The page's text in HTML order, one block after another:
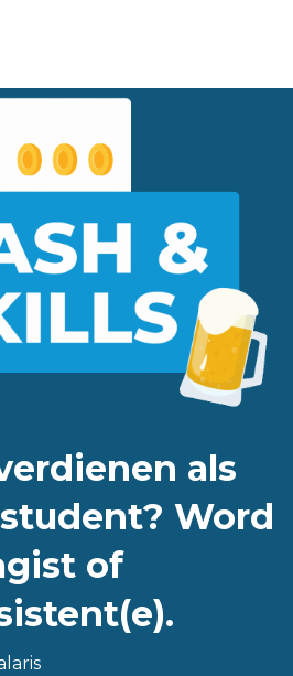
als
Word
of